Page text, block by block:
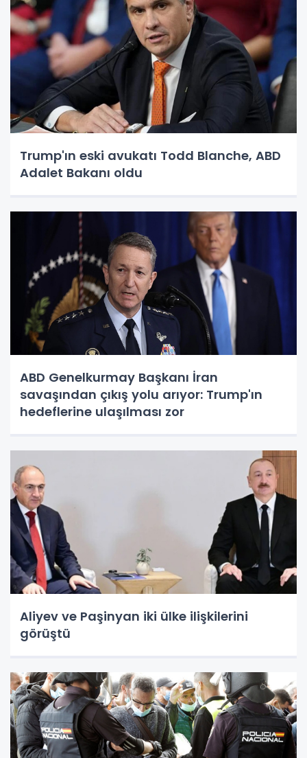
Trump'ın eski avukatı Todd Blanche, ABD
Adalet Bakanı oldu
ABD Genelkurmay Başkanı İran
savaşından çıkış yolu arıyor: Trump'ın
hedeflerine ulaşılması zor
Aliyev ve Paşinyan iki ülke ilişkilerini
görüştü